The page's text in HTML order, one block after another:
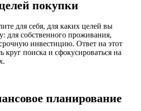
покупки
для себя, для каких целей вы
для собственного проживания,
инвестицию. Ответ на этот
круг поиска и сфокусироваться на
планирование